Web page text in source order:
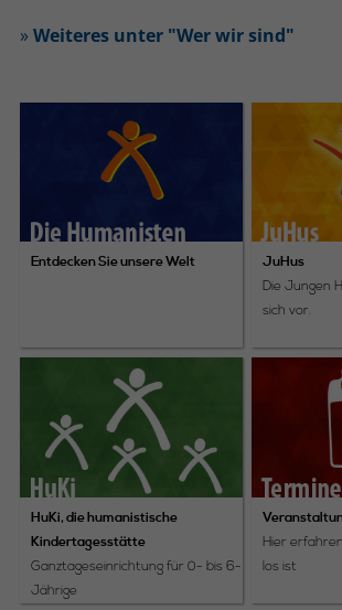
» Weiteres unter "Wer wir sind"
Entdecken Sie unsere Welt JuHus
Die Jungen
sich vor.
HuKi, die humanistische
Kindertagesstätte
Ganztageseinrichtung für 0- bis 6-
Jährige
Hier
los ist